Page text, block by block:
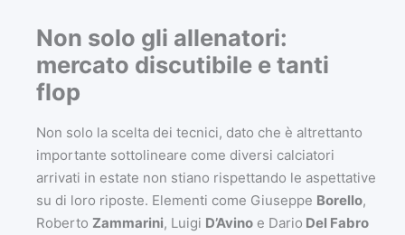
Non solo gli allenatori:
mercato discutibile e tanti
flop
Non solo la scelta dei tecnici, dato che è altrettanto
importante sottolineare come diversi calciatori
arrivati in estate non stiano rispettando le aspettative
su di loro riposte. Elementi come Giuseppe Borello,
Roberto Zammarini, Luigi D’Avino e Dario Del Fabro